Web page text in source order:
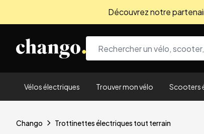
Découvrez notre
Vélos électriques Trouver mon vélo Scooters
Chango Trottinettes électriques tout terrain